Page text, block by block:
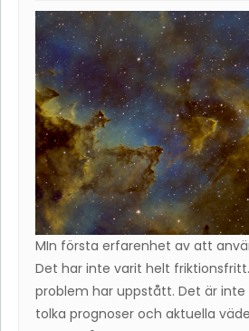
MIn första erfarenhet av att
Det har inte varit helt
problem har uppstått. Det är
tolka prognoser och aktuella